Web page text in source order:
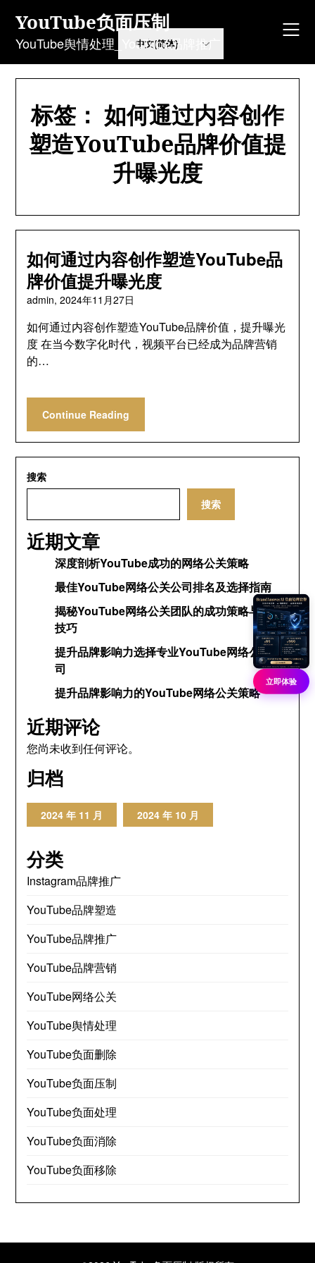
content
YouTube负面压制
YouTube舆情处理_YouTube品牌推广
标签： 如何通过内容创作
塑造YouTube品牌价值提
升曝光度
如何通过内容创作塑造YouTube品
牌价值提升曝光度
admin,2024年11月27日
如何通过内容创作塑造YouTube品牌价值，提升曝光
度 在当今数字化时代，视频平台已经成为品牌营销
的…
Continue Reading
搜索
搜索
近期文章
深度剖析YouTube成功的网络公关策略
最佳YouTube网络公关公司排名及选择指南
揭秘YouTube网络公关团队的成功策略与运营
技巧
提升品牌影响力选择专业YouTube网络公关公
司
提升品牌影响力的YouTube网络公关策略
近期评论
您尚未收到任何评论。
归档
2024 年 11 月 2024 年 10 月
分类
Instagram品牌推广
YouTube品牌塑造
YouTube品牌推广
YouTube品牌营销
YouTube网络公关
YouTube舆情处理
YouTube负面删除
YouTube负面压制
YouTube负面处理
YouTube负面消除
YouTube负面移除
立即体验